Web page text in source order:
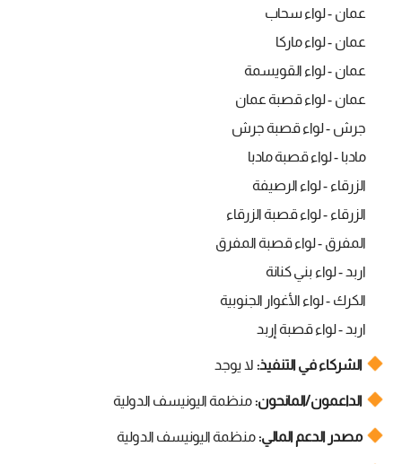
عمان - لواء سحاب
عمان - لواء ماركا
عمان - لواء القويسمة
عمان - لواء قصبة عمان
جرش - لواء قصبة جرش
مادبا - لواء قصبة مادبا
الزرقاء - لواء الرصيفة
الزرقاء - لواء قصبة الزرقاء
المفرق - لواء قصبة المفرق
اربد - لواء بني كنانة
الكرك - لواء الأغوار الجنوبية
اربد - لواء قصبة إربد
الشركاء في التنفيذ: لا يوجد
الداعمون/المانحون: منظمة اليونيسف الدولية
مصدر الدعم المالي: منظمة اليونيسف الدولية